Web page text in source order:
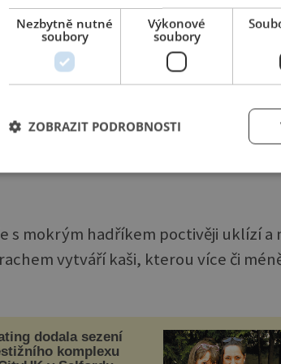
s mokrým hadříkem poctivěji uklízí
vytváří kaši, kterou více či
dodala sezení
komplexu
Nezbytně nutné
soubory
Výkonové
soubory
ZOBRAZIT PODROBNOSTI